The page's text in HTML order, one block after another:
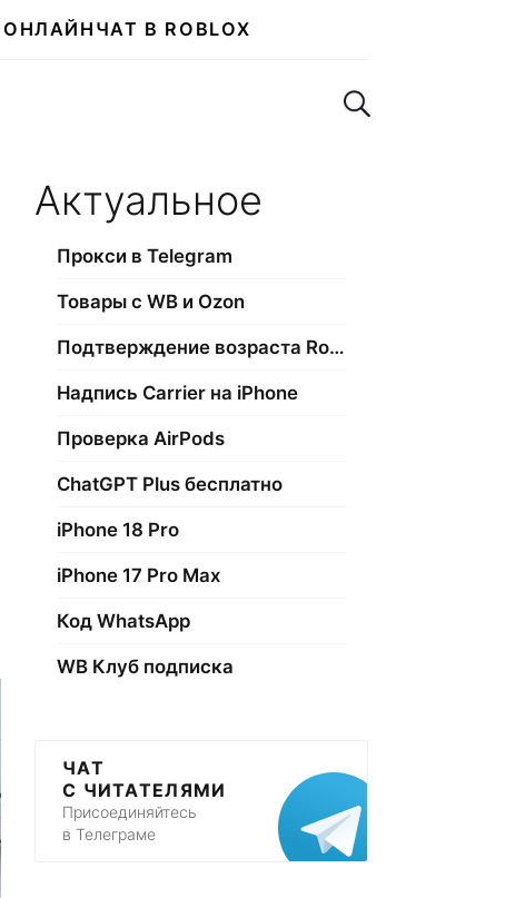
ОНЛАЙН ЧАТ В ROBLOX
Поиск по сайту
Актуальное
Прокси в Telegram
Товары с WB и Ozon
Подтверждение возраста Roblox
Надпись Carrier на iPhone
Проверка AirPods
ChatGPT Plus бесплатно
iPhone 18 Pro
iPhone 17 Pro Max
Код WhatsApp
WB Клуб подписка
ЧАТ
С ЧИТАТЕЛЯМИ
Присоединяйтесь
в Телеграме